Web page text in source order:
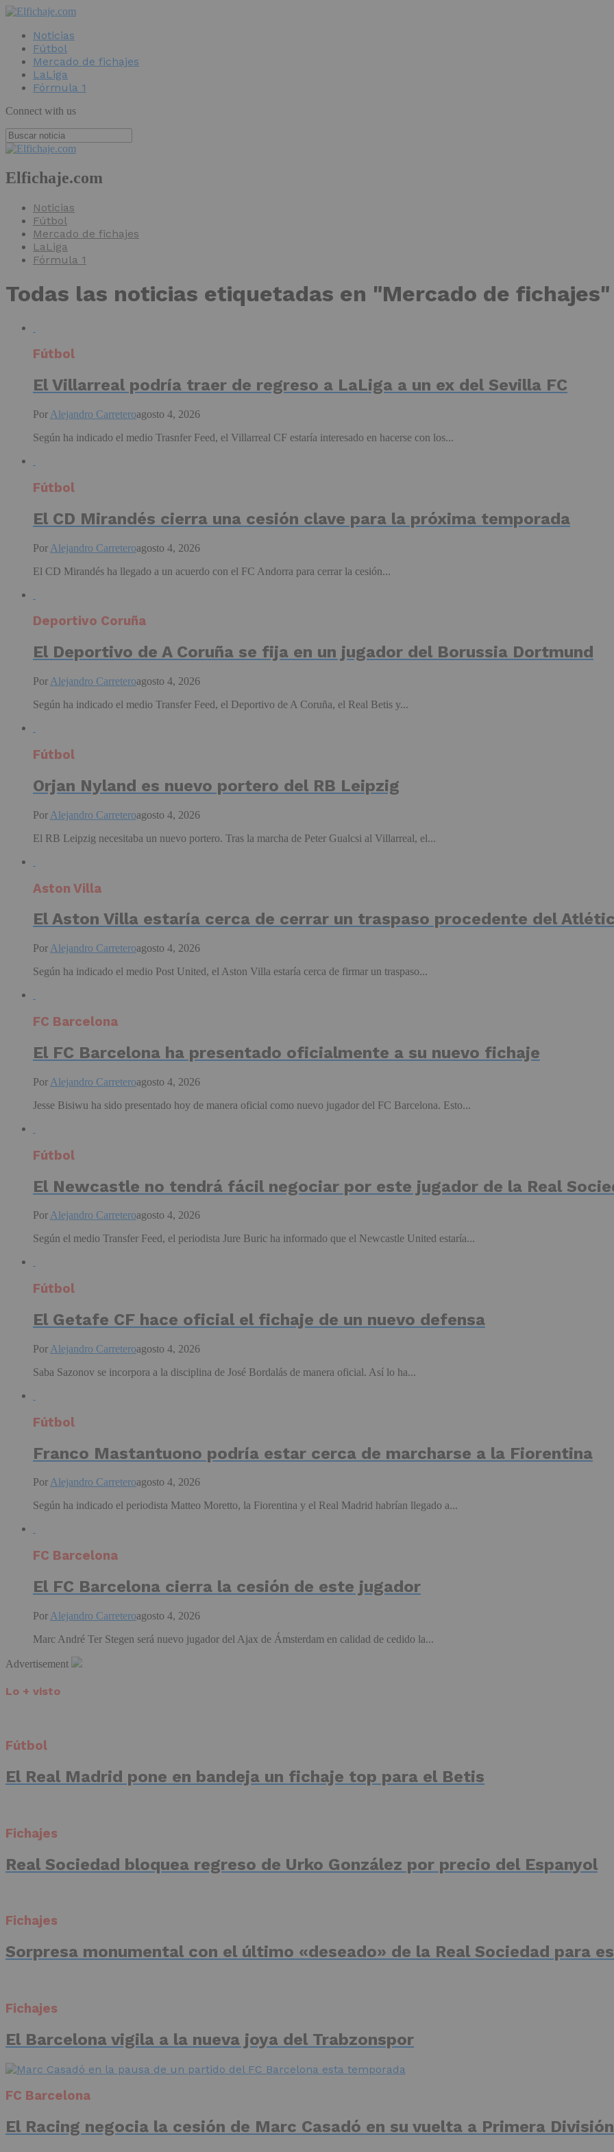
Noticias
Fútbol
Mercado de fichajes
LaLiga
Fórmula 1
Connect with us
Elfichaje.com
Noticias
Fútbol
Mercado de fichajes
LaLiga
Fórmula 1
Todas las noticias etiquetadas en "Mercado de fichajes"
Fútbol
El Villarreal podría traer de regreso a LaLiga a un ex del Sevilla FC
Por Alejandro Carreteroagosto 4, 2026
Según ha indicado el medio Trasnfer Feed, el Villarreal CF estaría interesado en hacerse con los...
Fútbol
El CD Mirandés cierra una cesión clave para la próxima temporada
Por Alejandro Carreteroagosto 4, 2026
El CD Mirandés ha llegado a un acuerdo con el FC Andorra para cerrar la cesión...
Deportivo Coruña
El Deportivo de A Coruña se fija en un jugador del Borussia Dortmund
Por Alejandro Carreteroagosto 4, 2026
Según ha indicado el medio Transfer Feed, el Deportivo de A Coruña, el Real Betis y...
Fútbol
Orjan Nyland es nuevo portero del RB Leipzig
Por Alejandro Carreteroagosto 4, 2026
El RB Leipzig necesitaba un nuevo portero. Tras la marcha de Peter Gualcsi al Villarreal, el...
Aston Villa
El Aston Villa estaría cerca de cerrar un traspaso procedente del
Por Alejandro Carreteroagosto 4, 2026
Según ha indicado el medio Post United, el Aston Villa estaría cerca de firmar un traspaso...
FC Barcelona
El FC Barcelona ha presentado oficialmente a su nuevo fichaje
Por Alejandro Carreteroagosto 4, 2026
Jesse Bisiwu ha sido presentado hoy de manera oficial como nuevo jugador del FC Barcelona. Esto...
Fútbol
El Newcastle no tendrá fácil negociar por este jugador de la Real
PorAlejandro Carreteroagosto 4, 2026
Según el medio Transfer Feed, el periodista Jure Buric ha informado que el Newcastle United estaría...
Fútbol
El Getafe CF hace oficial el fichaje de un nuevo defensa
Por Alejandro Carreteroagosto 4, 2026
Saba Sazonov se incorpora a la disciplina de José Bordalás de manera oficial. Así lo ha...
Fútbol
Franco Mastantuono podría estar cerca de marcharse a la Fiorentina
PorAlejandro Carreteroagosto 4, 2026
Según ha indicado el periodista Matteo Moretto, la Fiorentina y el Real Madrid habrían llegado a...
FC Barcelona
El FC Barcelona cierra la cesión de este jugador
Por Alejandro Carreteroagosto 4, 2026
Marc André Ter Stegen será nuevo jugador del Ajax de Ámsterdam en calidad de cedido la...
Advertisement
Lo + visto
Fútbol
El Real Madrid pone en bandeja un fichaje top para el Betis
Fichajes
Real Sociedad bloquea regreso de Urko González por precio del Espanyol
Fichajes
Sorpresa monumental con el último «deseado» de la Real Sociedad para
Fichajes
El Barcelona vigila a la nueva joya del Trabzonspor
FC Barcelona
El Racing negocia la cesión de Marc Casadó en su vuelta a Primera División